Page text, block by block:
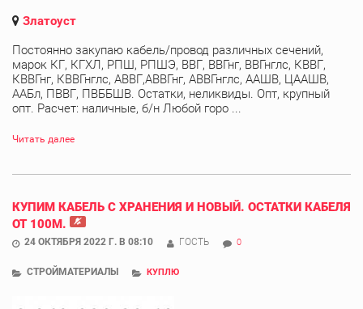
Златоуст
Постоянно закупаю кабель/провод различных сечений,
марок КГ, КГХЛ, РПШ, РПШЭ, ВВГ, ВВГнг, ВВГнглс, КВВГ,
КВВГнг, КВВГнглс, АВВГ,АВВГнг, АВВГнглс, ААШВ, ЦААШВ,
ААБл, ПВВГ, ПВББШВ. Остатки, неликвиды. Опт, крупный
опт. Расчет: наличные, б/н Любой горо ...
Читать далее
КУПИМ КАБЕЛЬ С ХРАНЕНИЯ И НОВЫЙ. ОСТАТКИ КАБЕЛЯ
ОТ 100М.
24 ОКТЯБРЯ 2022 Г. В 08:10 ГОСТЬ 0
СТРОЙМАТЕРИАЛЫ КУПЛЮ